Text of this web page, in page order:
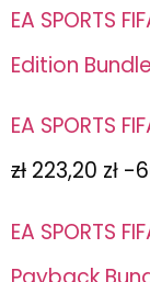
EA SPORTS
Edition Bundle
EA SPORTS
zł 223,20 zł -
EA SPORTS